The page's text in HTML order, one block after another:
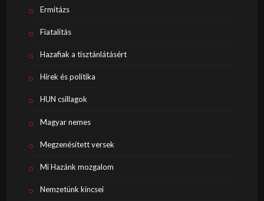
Ermitázs
Fiatalítás
Hazafiak a tisztánlátásért
Hírek és politika
HUN csillagok
Magyar nemes
Megzenésített versek
Mi Hazánk mozgalom
Nemzetünk kincsei